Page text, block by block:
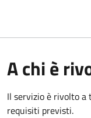
A chi è
Il servizio è rivolto
requisiti previsti.